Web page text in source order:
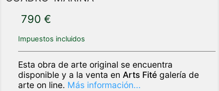
790 €
Impuestos incluidos
Esta obra de arte original se encuentra
disponible y a la venta en Arts Fité galería de
arte on line. Más información...